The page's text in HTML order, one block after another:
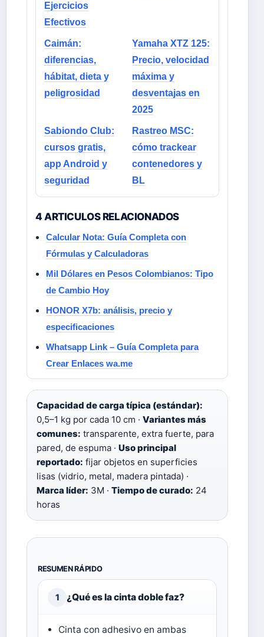
Ejercicios
Efectivos
Caimán:
diferencias,
hábitat, dieta y
peligrosidad
Yamaha XTZ 125:
Precio, velocidad
máxima y
desventajas en
2025
Sabiondo Club:
cursos gratis,
app Android y
seguridad
Rastreo MSC:
cómo trackear
contenedores y
BL
4 ARTICULOS RELACIONADOS
Calcular Nota: Guía Completa con
Fórmulas y Calculadoras
Mil Dólares en Pesos Colombianos: Tipo
de Cambio Hoy
HONOR X7b: análisis, precio y
especificaciones
Whatsapp Link – Guía Completa para
Crear Enlaces wa.me
Capacidad de carga típica (estándar):
0,5–1 kg por cada 10 cm · Variantes más
comunes: transparente, extra fuerte, para
pared, de espuma · Uso principal
reportado: fijar objetos en superficies
lisas (vidrio, metal, madera pintada) ·
Marca líder: 3M · Tiempo de curado: 24
horas
RESUMEN RÁPIDO
1 ¿Qué es la cinta doble faz?
Cinta con adhesivo en ambas